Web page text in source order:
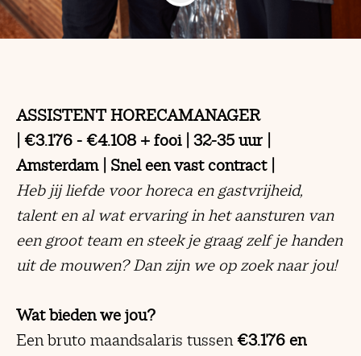
ASSISTENT HORECAMANAGER
| €3.176 - €4.108 + fooi | 32-35 uur |
Amsterdam | Snel een vast contract |
Heb jij liefde voor horeca en gastvrijheid,
talent en al wat ervaring in het aansturen van
een groot team en steek je graag zelf je handen
uit de mouwen? Dan zijn we op zoek naar jou!
Wat bieden we jou?
Een bruto maandsalaris tussen€3.176 en